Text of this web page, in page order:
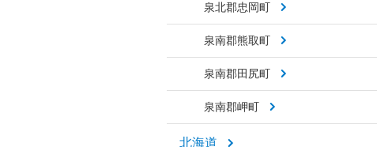
泉北郡忠岡町
泉南郡熊取町
泉南郡田尻町
泉南郡岬町
北海道